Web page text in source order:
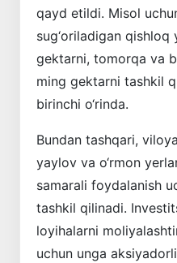
qayd etildi. Misol
sug‘oriladigan qishloq
gektarni, tomorqa va
ming gektarni tashkil
birinchi o‘rinda.
Bundan tashqari,
yaylov va o‘rmon
samarali foydalanish
tashkil qilinadi.
loyihalarni
uchun unga